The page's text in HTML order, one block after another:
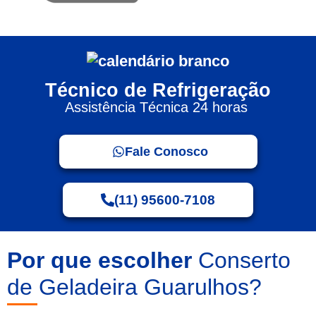
Técnico de Refrigeração
Assistência Técnica 24 horas
Fale Conosco
(11) 95600-7108
Por que escolher Conserto
de Geladeira Guarulhos?